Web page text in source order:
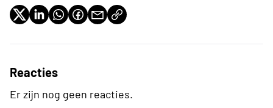
Reacties
Er zijn nog geen reacties.